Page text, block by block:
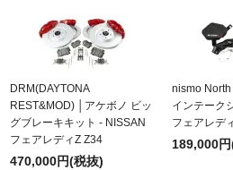
DRM(DAYTONA
REST&MOD) │アケボノ ビッ
グブレーキキット - NISSAN
フェアレディZ Z34
470,000円(税抜)
nismo
インテーク
フェアレデ
189,000